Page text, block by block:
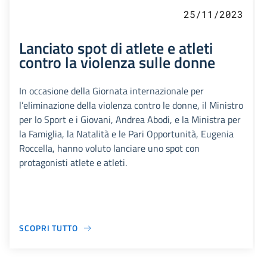
25/11/2023
Lanciato spot di atlete e atleti
contro la violenza sulle donne
In occasione della Giornata internazionale per
l’eliminazione della violenza contro le donne, il Ministro
per lo Sport e i Giovani, Andrea Abodi, e la Ministra per
la Famiglia, la Natalità e le Pari Opportunità, Eugenia
Roccella, hanno voluto lanciare uno spot con
protagonisti atlete e atleti.
SCOPRI TUTTO